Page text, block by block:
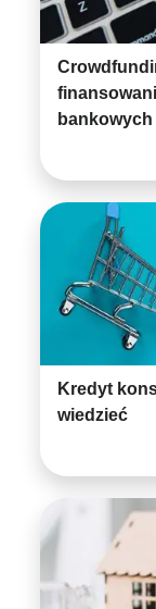
bankowych
Kredyt
wiedzieć